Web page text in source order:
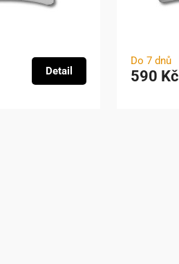
Detail
Do 7 dnů
590 Kč